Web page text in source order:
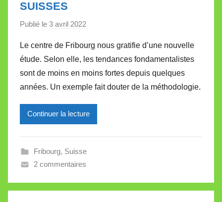
SUISSES
Publié le 3 avril 2022
r
M
i
r
i
l
e
l
Le centre de Fribourg nous gratifie d’une nouvelle
étude. Selon elle, les tendances fondamentalistes
sont de moins en moins fortes depuis quelques
années. Un exemple fait douter de la méthodologie.
Continuer la lecture
Fribourg, Suisse
2 commentaires